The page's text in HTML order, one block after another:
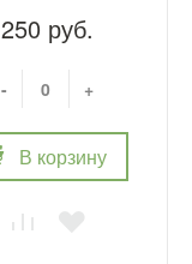
250 руб.
- +
В корзину